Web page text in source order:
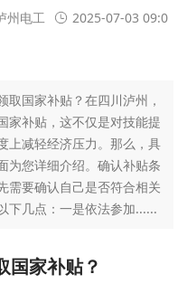
州电工
2025-07-03 09:0
取国家补贴？在四川泸州，
家补贴，这不仅是对技能提
上减轻经济压力。那么，具
为您详细介绍。确认补贴条
需要确认自己是否符合相关
下几点：一是依法参加......
国家补贴？